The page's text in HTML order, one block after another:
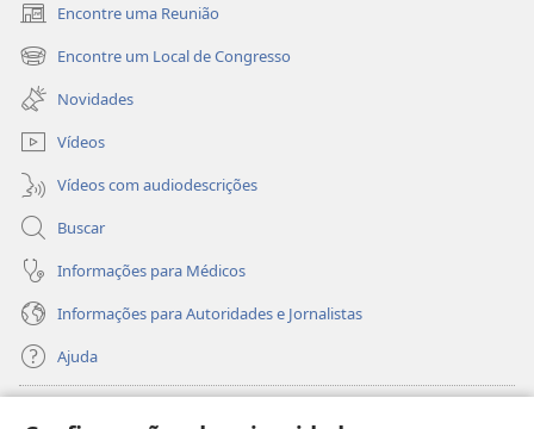
Encontre uma Reunião
(abre
nova
janela)
Encontre um Local de Congresso
(abre
nova
janela)
Novidades
Vídeos
Vídeos com audiodescrições
Buscar
Informações para Médicos
Informações para Autoridades e Jornalistas
Ajuda